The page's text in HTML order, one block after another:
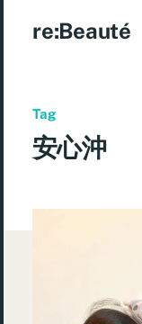
re:Beauté
Tag
安心沖